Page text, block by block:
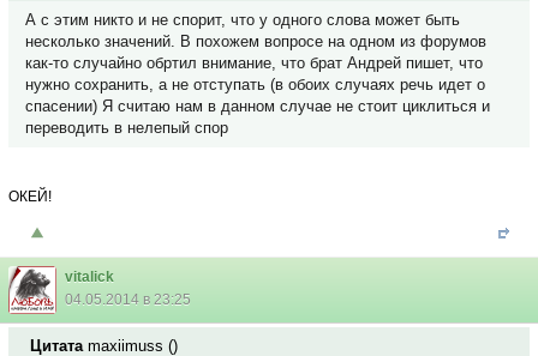
А с этим никто и не спорит, что у одного слова может быть
несколько значений. В похожем вопросе на одном из форумов
как-то случайно обртил внимание, что брат Андрей пишет, что
нужно сохранить, а не отступать (в обоих случаях речь идет о
спасении) Я считаю нам в данном случае не стоит циклиться и
переводить в нелепый спор
ОКЕЙ!
vitalick
04.05.2014 в 23:25
Цитата maxiimuss ()